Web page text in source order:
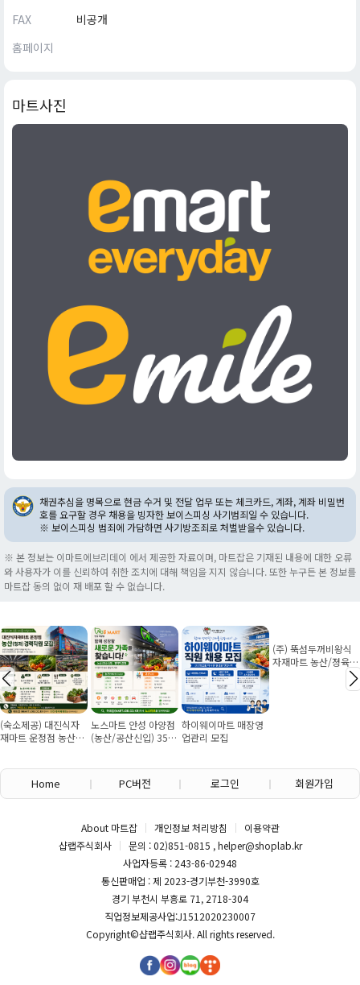
FAX
비공개
홈페이지
마트사진
채권추심을 명목으로 현금 수거 및 전달 업무 또는 체크카드, 계좌, 계좌 비밀번
호를 요구할 경우 채용을 빙자한 보이스피싱 사기범죄일 수 있습니다.
※ 보이스피싱 범죄에 가담하면 사기방조죄로 처벌받을수 있습니다.
※ 본 정보는 이마트에브리데이 에서 제공한 자료이며, 마트잡은 기재된 내용에 대한 오류
와 사용자가 이를 신뢰하여 취한 조치에 대해 책임을 지지 않습니다. 또한 누구든 본 정보를
마트잡 동의 없이 재 배포 할 수 없습니다.
(숙소제공) 대진식자
재마트 운정점 농산경
노스마트 안성 아양점
(농산/공산신입) 355
하이웨이마트 매장영
업관리 모집
(주) 뚝섬두꺼비왕식
자재마트 농산/졍육/
배송 직원 구인합니다
Home PC버전 로그인 회원가입
About 마트잡 개인정보 처리방침
이용약관
샵랩주식회사
문의 : 02)851-0815 , helper@shoplab.kr
사업자등록 : 243-86-02948
통신판매업 : 제 2023-경기부천-3990호
경기 부천시 부흥로 71, 2718-304
직업정보제공사업:J1512020230007
Copyright©샵랩주식회사. All rights reserved.